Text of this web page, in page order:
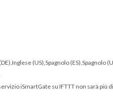
(US),Spagnolo (ES),Spagnolo
iSmartGate su IFTTT non sarà più